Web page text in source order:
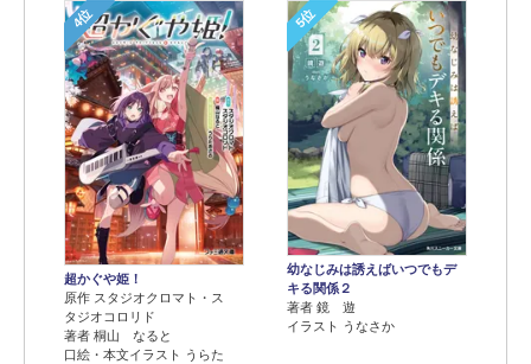
4位
超かぐや姫！
原作 スタジオクロマト・ス
タジオコロリド
著者 桐山 なると
口絵・本文イラスト うらた
5位
幼なじみは誘えばいつでもデ
キる関係２
著者 鏡 遊
イラスト うなさか